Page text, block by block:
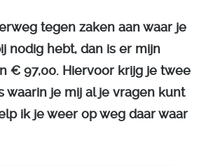
tegen zaken aan waar je
nodig hebt, dan is er mijn
€ 97,00. Hiervoor krijg je twee
waarin je mij al je vragen kunt
ik je weer op weg daar waar